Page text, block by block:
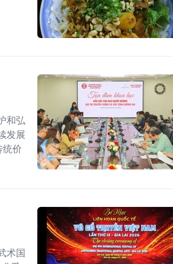
和弘
发展
统价
术国